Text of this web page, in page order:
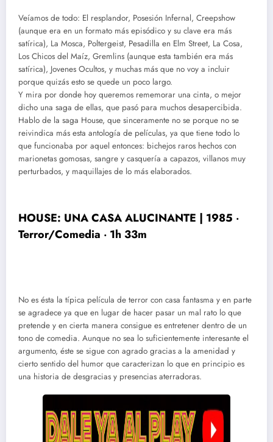
Veíamos de todo: El resplandor, Posesión Infernal, Creepshow
(aunque era en un formato más episódico y su clave era más
satírica), La Mosca, Poltergeist, Pesadilla en Elm Street, La Cosa,
Los Chicos del Maíz, Gremlins (aunque esta también era más
satírica), Jovenes Ocultos, y muchas más que no voy a incluir
porque quizás esto se quede un poco largo.
Y mira por donde hoy queremos rememorar una cinta, o mejor
dicho una saga de ellas, que pasó para muchos desapercibida.
Hablo de la saga House, que sinceramente no se porque no se
reivindica más esta antología de películas, ya que tiene todo lo
que funcionaba por aquel entonces: bichejos raros hechos con
marionetas gomosas, sangre y casquería a capazos, villanos muy
perturbados, y maquillajes de lo más elaborados.
HOUSE: UNA CASA ALUCINANTE | 1985 ‧
Terror/Comedia ‧ 1h 33m
No es ésta la típica película de terror con casa fantasma y en parte
se agradece ya que en lugar de hacer pasar un mal rato lo que
pretende y en cierta manera consigue es entretener dentro de un
tono de comedia. Aunque no sea lo suficientemente interesante el
argumento, éste se sigue con agrado gracias a la amenidad y
cierto sentido del humor que caracterizan lo que en principio es
una historia de desgracias y presencias aterradoras.